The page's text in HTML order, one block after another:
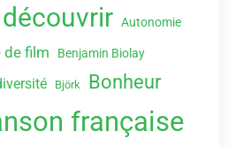
Autonomie
de film Benjamin Biolay
Björk Bonheur
française